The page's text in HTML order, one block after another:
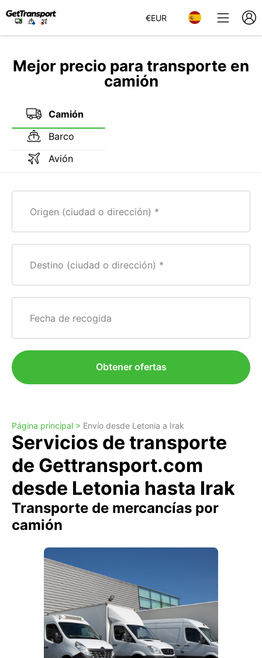
€EUR
Mejor precio para transporte en
camión
Camión
Barco
Avión
Origen (ciudad o dirección)
Destino (ciudad o dirección)
Fecha de recogida
Obtener ofertas
Página principal > Envío desde Letonia a Irak
Servicios de transporte
de Gettransport.com
desde Letonia hasta Irak
Transporte de mercancías por
camión